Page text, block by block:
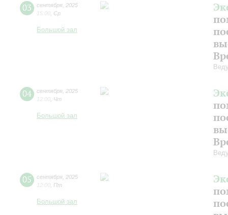
03 сентября 2025
15:00 Ср
Большой зал
04 сентября 2025
12:00 Чт
Большой зал
05 сентября 2025
12:00 Пт
Большой зал